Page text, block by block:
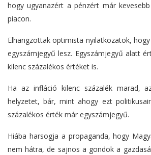
hogy ugyanazért a pénzért már
piacon.
Elhangzottak optimista nyilatkozatok,
egyszámjegyű lesz. Egyszámjegyű alatt
kilenc százalékos értéket is.
Ha az infláció kilenc százalék marad,
helyzetet, bár, mint ahogy ezt
százalékos érték már egyszámjegyű.
Hiába harsogja a propaganda, hogy
nem hátra, de sajnos a gondok a